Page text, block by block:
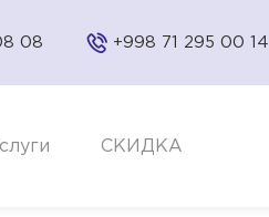
08 +998 71 295 00 14
СКИДКА